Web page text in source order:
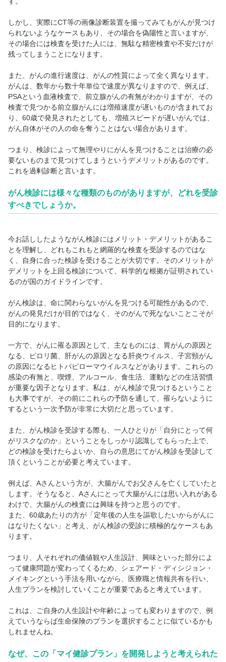
しかし、実際にCT等の画像診断装置を撮ってみてもがんが見つけ
られないようなケースもあり、その場合を偽陽性と言いますが、
その場合には検査を受けた人には、無駄な精密検査や不安だけが
残ってしまうことになります。
また、がんの進行速度は、がんの性質によって全く異なります。
がんは、数年から数十年単位で速度が異なりますので、例えば、
PSAという血液検査で、前立腺がんの有無がわかりますが、その
検査で見つかる前立腺がんには増殖速度が遅いものが含まれてお
り、60歳で発見されたとしても、増殖スピードが遅いがんでは、
がん自体がその人の命を奪うことはない場合があります。
つまり、検診によって無理やりにがんを見つけることは治療の必
要ないものまで見つけてしまうというデメリットがあるのです。
これを過剰診断と言います。
がん検診には様々な種類のものがありますが、どれを受診
すべきでしょうか。
今お話ししたようながん検診にはメリット・デメリットがあるこ
とを理解し、どれもこれもと網羅的な検査を受診するのではな
く、自身に合った検診を受けることが大切です。そのメリットが
デメリットを上回る検診について、科学的な根拠が証明されてい
るのが国のガイドラインです。
がん検診は、命に関わらないがんを見つける可能性があるので、
がんの発見だけが目的ではなく、そのがんで死なないことこそが
目的になります。
一方で、がんに罹る原因として、主なものには、胃がんの原因と
なる、ピロリ菌、肝がんの原因となる肝炎ウイルス、子宮頸がん
の原因になるヒトパピローマウイルスなどがあります。これらの
感染の有無と、喫煙、アルコール、食生活、運動などの生活習慣
が重要な因子となります。私は、がん検診で見つけるということ
も大事ですが、その前にこれらの予防を通して、罹らないように
するという一次予防が非常に大切だと思っています。
また、がん検診を受診する際も、一人ひとりが「自分にとって何
がリスクなのか」ということをしっかり認識してもらった上で、
どの検診を受けたらよいか、自らの意思にてがん検診を受診して
頂くということが必要と考えています。
例えば、Aさんという方が、大腸がんでお父さんを亡くしていたと
します。そうなると、Aさんにとって大腸がんには思い入れがある
わけで、大腸がんの検査には興味を持つと思うのです。
また、60歳あたりの方が「定年後の人生を謳歌したいからがんに
はなりたくない」と考え、がん検診の受診に積極的なケースもあ
ります。
つまり、人それぞれの価値観や人生設計、興味といった部分によ
って健康問題が変わってくるため、シェアード・ディシジョン・
メイキングという手法を用いながら、医療職と情報共有を行い、
人生プランを検討していくことが重要であると考えています。
これは、ご自身の人生設計や年齢によっても変わりますので、例
えていうならば生命保険のプランを選択することに似ているかも
しれませんね。
なぜ、この「マイ健診プラン」を開発しようと考えられた